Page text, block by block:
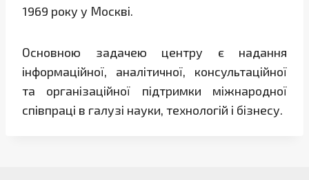
1969 року у Москві.
Основною задачею центру є надання
інформаційної, аналітичної, консультаційної
та організаційної підтримки міжнародної
співпраці в галузі науки, технологій і бізнесу.